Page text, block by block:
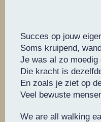
Succes op jouw
Soms kruipend,
Je was al zo
Die kracht is
En zoals je ziet op
Veel bewuste
We are all walking